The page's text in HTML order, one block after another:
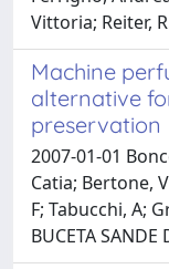
Vittoria; Reiter,
Machine
alternative
preservation
2007-01-01
Catia; Bertone,
F; Tabucchi, A;
BUCETA SANDE